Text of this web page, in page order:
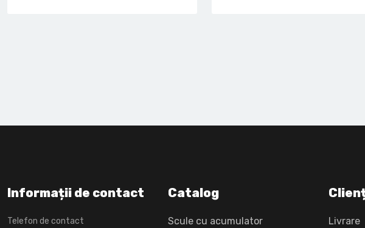
Informații de contact
Telefon de contact
Catalog
Scule cu acumulator
Livrare